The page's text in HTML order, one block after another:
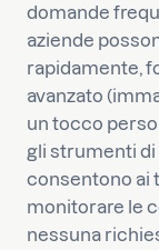
domande
aziende
rapidamente,
avanzato
un tocco
gli strumenti
consentono ai
monitorare le
nessuna